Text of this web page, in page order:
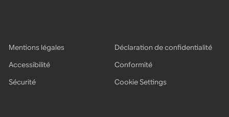
Mentions légales
Déclaration de confidentialité
Accessibilité
Conformité
Sécurité
Cookie Settings